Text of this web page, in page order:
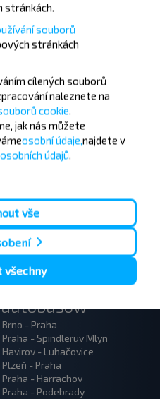
a další zajímavé nabídky
se k odběru
Brno - Praha
Praha - Spindleruv Mlyn
Havirov - Luhačovice
Plzeň - Praha
Praha - Harrachov
Praha - Podebrady
stránkách.
souborů
stránkách
cílených souborů
naleznete na
cookie.
jak nás můžete
osobní údaje,najdete v
údajů.
vše
všechny